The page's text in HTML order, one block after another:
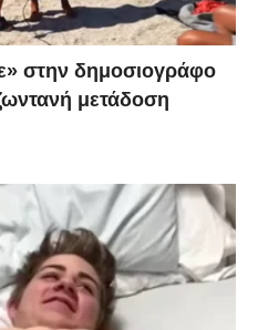
στην δημοσιογράφο
μετάδοση